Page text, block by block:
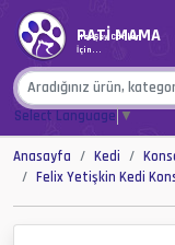
PATİ MAMA
Her Şey Canlar
İçin...
Select Language▼
Anasayfa Kedi
Felix Yetişkin Kedi